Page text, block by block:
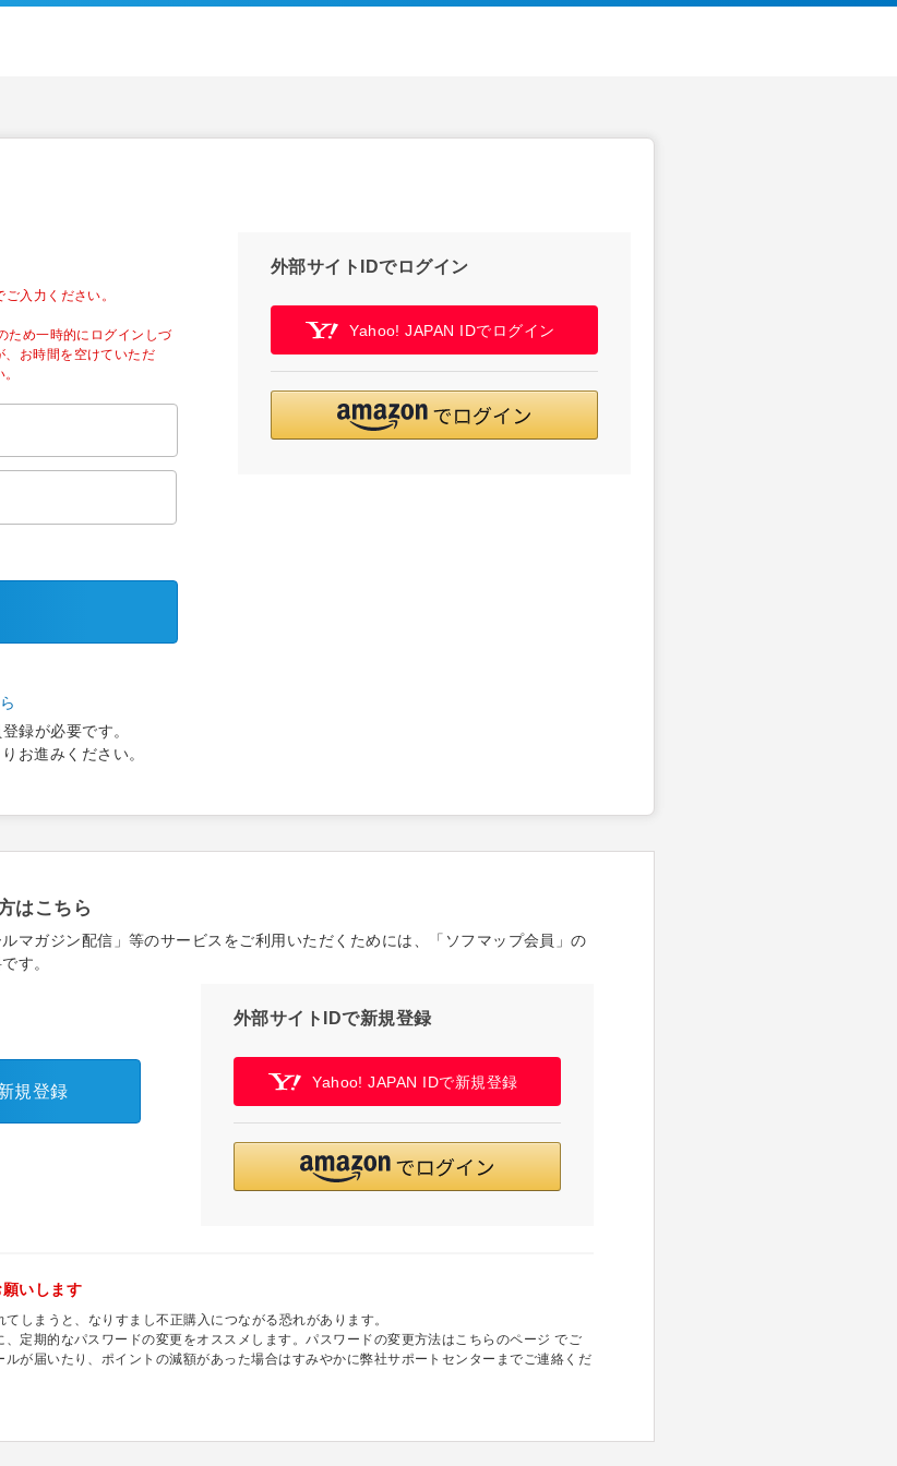
入力ください。
ため一時的にログインしづ
、お時間を空けていただ
録が必要です。
お進みください。
外部サイトIDでログイン
Yahoo! JAPAN IDでログイン
はこちら
マガジン配信」等のサービスをご利用いただくためには、「ソフマップ会員」の
す。
規登録
外部サイトIDで新規登録
Yahoo! JAPAN IDで新規登録
いします
しまうと、なりすまし不正購入につながる恐れがあります。
定期的なパスワードの変更をオススメします。パスワードの変更方法はこちらのページ でご
が届いたり、ポイントの減額があった場合はすみやかに弊社サポートセンターまでご連絡くだ